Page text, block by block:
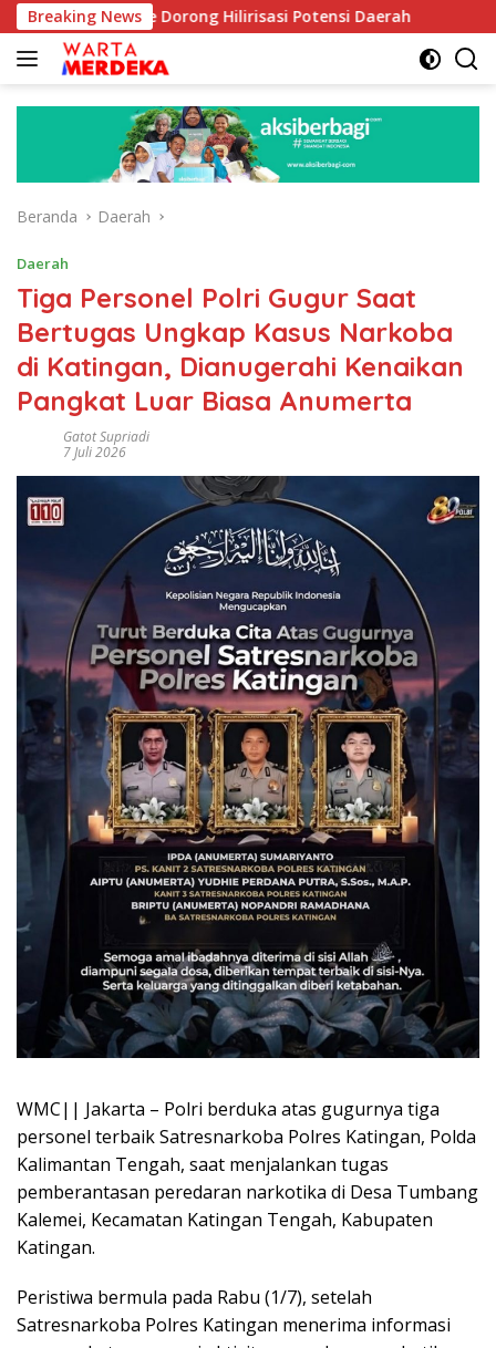
Langsung
ke
konten
Breaking News
Dorong Hilirisasi Potensi Daerah DPR Dorong
Beranda Daerah
Daerah
Tiga Personel Polri Gugur Saat
Bertugas Ungkap Kasus Narkoba
di Katingan, Dianugerahi Kenaikan
Pangkat Luar Biasa Anumerta
Gatot Supriadi
7 Juli 2026
WMC|| Jakarta – Polri berduka atas gugurnya tiga
personel terbaik Satresnarkoba Polres Katingan, Polda
Kalimantan Tengah, saat menjalankan tugas
pemberantasan peredaran narkotika di Desa Tumbang
Kalemei, Kecamatan Katingan Tengah, Kabupaten
Katingan.
Peristiwa bermula pada Rabu (1/7), setelah
Satresnarkoba Polres Katingan menerima informasi